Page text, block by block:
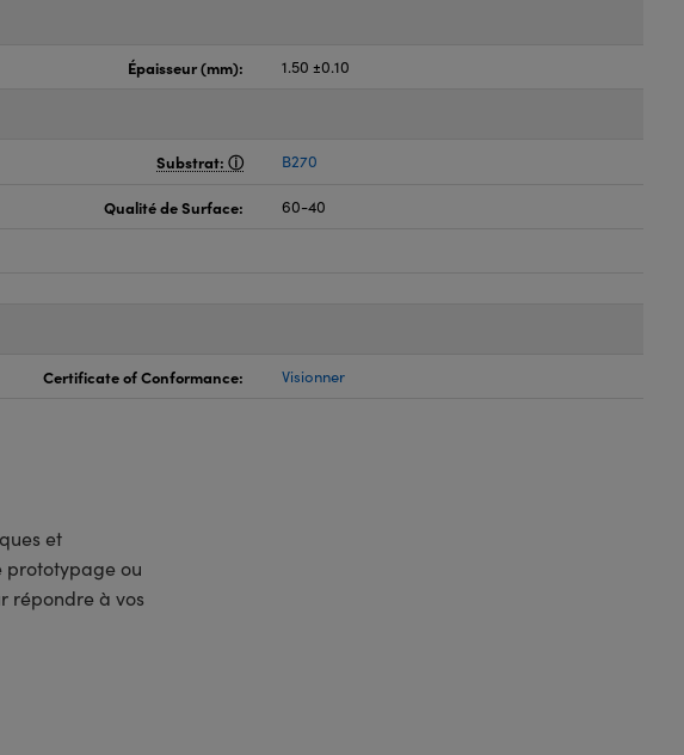
Épaisseur (mm): 1.50 ±0.10
Substrat: B270
Qualité de Surface: 60-40
Certificate of Conformance: Visionner
et
prototypage ou
répondre à vos